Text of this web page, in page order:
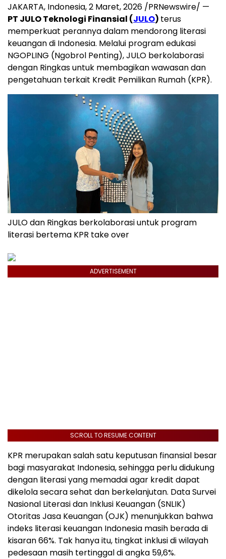
JAKARTA, Indonesia,2 Maret, 2026 /PRNewswire/ —
PT JULO Teknologi Finansial (JULO) terus
memperkuat perannya dalam mendorong literasi
keuangan di Indonesia. Melalui program edukasi
NGOPLING (Ngobrol Penting), JULO berkolaborasi
dengan Ringkas untuk membagikan wawasan dan
pengetahuan terkait Kredit Pemilikan Rumah (KPR).
JULO dan Ringkas berkolaborasi untuk program
literasi bertema KPR take over
ADVERTISEMENT
SCROLL TO RESUME CONTENT
KPR merupakan salah satu keputusan finansial besar
bagi masyarakat Indonesia, sehingga perlu didukung
dengan literasi yang memadai agar kredit dapat
dikelola secara sehat dan berkelanjutan. Data Survei
Nasional Literasi dan Inklusi Keuangan (SNLIK)
Otoritas Jasa Keuangan (OJK) menunjukkan bahwa
indeks literasi keuangan Indonesia masih berada di
kisaran 66%. Tak hanya itu, tingkat inklusi di wilayah
pedesaan masih tertinggal di angka 59,6%.